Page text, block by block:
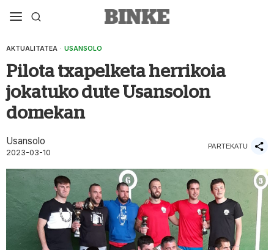
AKTUALITATEA · USANSOLO
Pilota txapelketa herrikoia
jokatuko dute Usansolon
domekan
Usansolo
2023-03-10
PARTEKATU